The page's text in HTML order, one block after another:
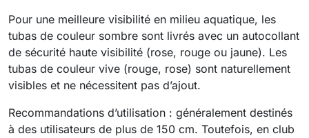
Pour une meilleure visibilité en milieu aquatique, les
tubas de couleur sombre sont livrés avec un autocollant
de sécurité haute visibilité (rose, rouge ou jaune). Les
tubas de couleur vive (rouge, rose) sont naturellement
visibles et ne nécessitent pas d’ajout.
Recommandations d’utilisation : généralement destinés
à des utilisateurs de plus de 150 cm. Toutefois, en club